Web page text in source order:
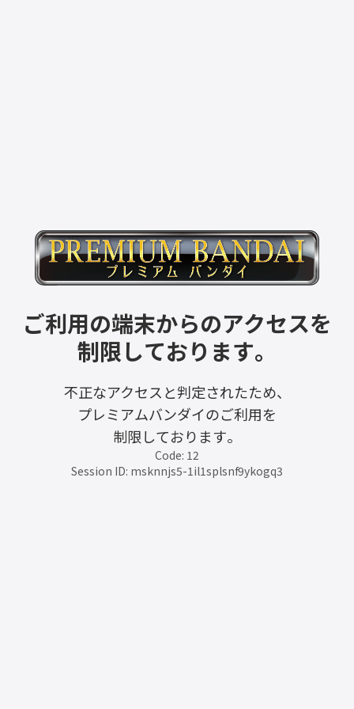
ご利用の端末からのアクセスを
制限しております。
不正なアクセスと判定されたため、
プレミアムバンダイのご利用を
制限しております。
Code: 12
Session ID: msknnjs5-1il1splsnf9ykogq3